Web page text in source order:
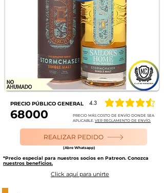
PRECIO PÚBLICO GENERAL 4.3 la calificación
68000
PRECIO MÁS COSTO DE ENVÍO DONDE SEA
APLICABLE. VER REGLAMENTO DE ENVÍO.
REALIZAR PEDIDO
(Abre Whatsapp)
*Precio especial para nuestros socios en Patreon. Conozca
nuestros beneficios.
Click aquí para unirte